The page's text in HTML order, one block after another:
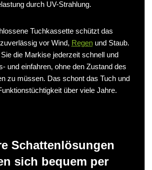
durch UV-Strahlung.
Tuchkassette schützt das
vor Wind, Regenund Staub.
die Markise jederzeit schnell und
und einfahren, ohne den Zustand des
zu müssen. Das schont das Tuch und
über viele Jahre.
Schattenlösungen
sich bequem per